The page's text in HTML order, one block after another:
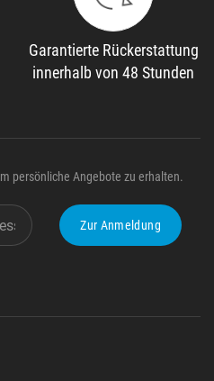
Garantierte Rückerstattung
innerhalb von 48 Stunden
persönliche Angebote zu erhalten.
Zur Anmeldung